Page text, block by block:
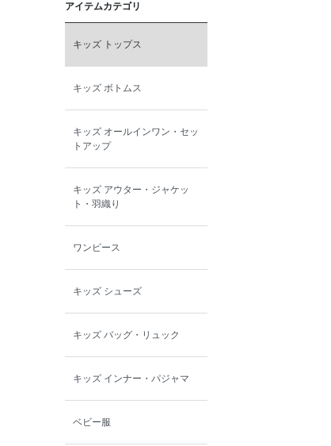
toitoitoi
BOBOCHOSES
allolun.
ICE RING
アイテムカテゴリ
キッズ トップス
キッズ ボトムス
キッズ オールインワン・セッ
トアップ
キッズ アウター・ジャケッ
ト・羽織り
ワンピース
キッズ シューズ
キッズ バッグ・リュック
キッズ インナー・パジャマ
ベビー服